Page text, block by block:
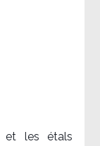
et les étals